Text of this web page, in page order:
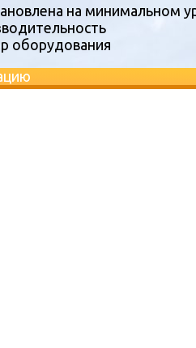
на минимальном
оборудования